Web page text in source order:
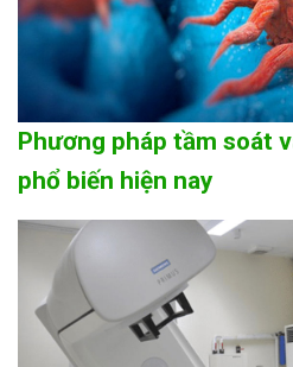
Phương pháp tầm soát
phổ biến hiện nay